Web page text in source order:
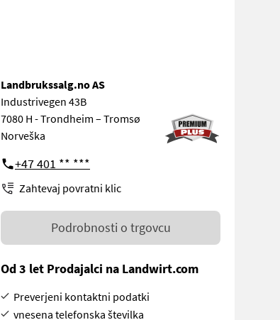
Landbrukssalg.no AS
Industrivegen 43B
7080 H - Trondheim – Tromsø
Norveška
+47 401 ** ***
Zahtevaj povratni klic
Podrobnosti o trgovcu
Od 3 let Prodajalci na Landwirt.com
Preverjeni kontaktni podatki
vnesena telefonska številka